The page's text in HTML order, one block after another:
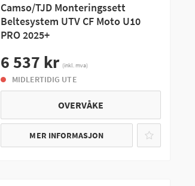
Camso/TJD Monteringssett
Beltesystem UTV CF Moto U10
PRO 2025+
6 537 kr (inkl. mva)
MIDLERTIDIG UTE
OVERVÅKE
MER INFORMASJON